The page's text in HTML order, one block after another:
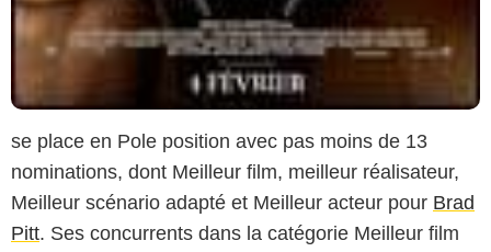
se place en Pole position avec pas moins de 13
nominations, dont Meilleur film, meilleur réalisateur,
Meilleur scénario adapté et Meilleur acteur pour Brad
Pitt. Ses concurrents dans la catégorie Meilleur film